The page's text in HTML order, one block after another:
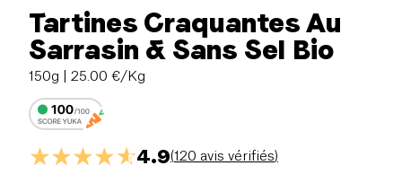
Tartines Craquantes Au
Sarrasin & Sans Sel Bio
150g | 25.00 €/Kg
4.9(120 avis vérifiés)